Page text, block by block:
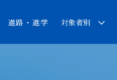
進路・進学 対象者別